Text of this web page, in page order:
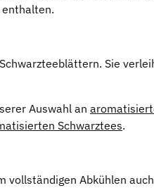
Sie
Auswahl an
Schwarztees.
vollständigen Abkühlen